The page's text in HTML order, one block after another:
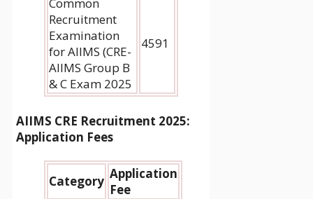
Recruitment
Examination
for AIIMS (CRE-
AIIMS Group B
& C Exam 2025
4591
AIIMS CRE Recruitment 2025:
Application Fees
Category Application
Fee